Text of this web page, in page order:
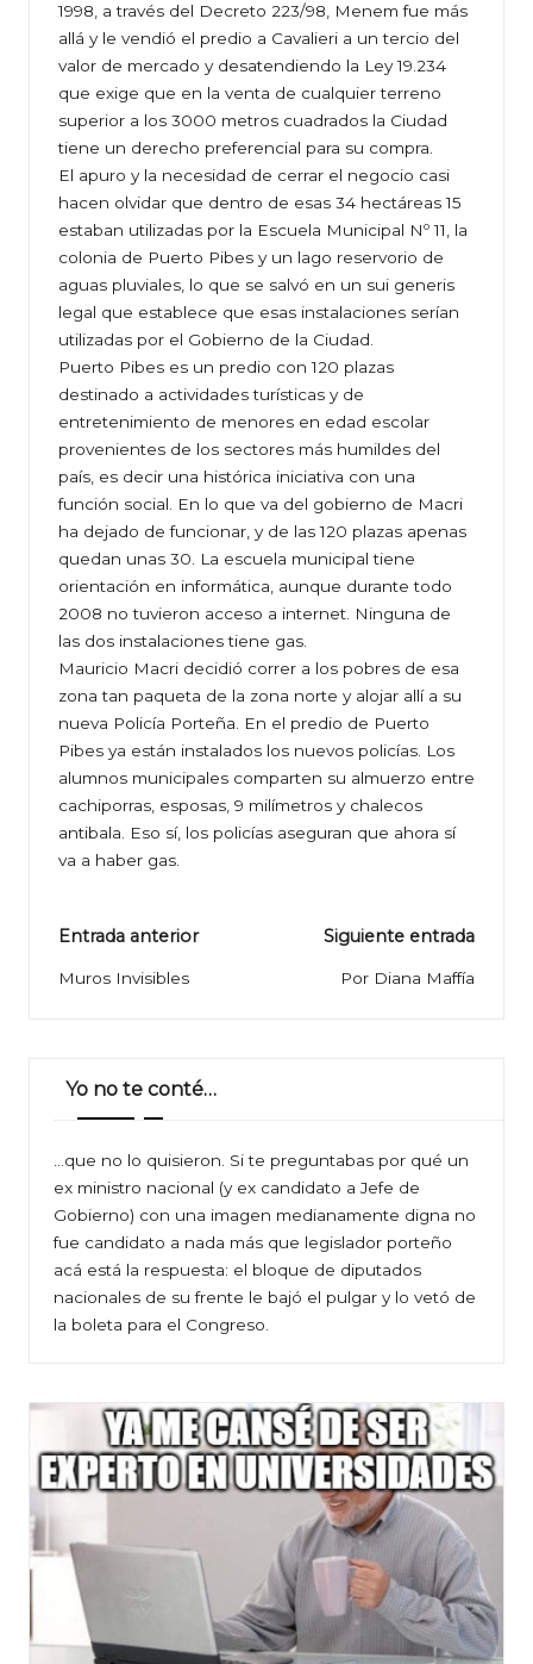
1998, a través del Decreto 223/98, Menem fue más
allá y le vendió el predio a Cavalieri a un tercio del
valor de mercado y desatendiendo la Ley 19.234
que exige que en la venta de cualquier terreno
superior a los 3000 metros cuadrados la Ciudad
tiene un derecho preferencial para su compra.
El apuro y la necesidad de cerrar el negocio casi
hacen olvidar que dentro de esas 34 hectáreas 15
estaban utilizadas por la Escuela Municipal Nº 11, la
colonia de Puerto Pibes y un lago reservorio de
aguas pluviales, lo que se salvó en un sui generis
legal que establece que esas instalaciones serían
utilizadas por el Gobierno de la Ciudad.
Puerto Pibes es un predio con 120 plazas
destinado a actividades turísticas y de
entretenimiento de menores en edad escolar
provenientes de los sectores más humildes del
país, es decir una histórica iniciativa con una
función social. En lo que va del gobierno de Macri
ha dejado de funcionar, y de las 120 plazas apenas
quedan unas 30. La escuela municipal tiene
orientación en informática, aunque durante todo
2008 no tuvieron acceso a internet. Ninguna de
las dos instalaciones tiene gas.
Mauricio Macri decidió correr a los pobres de esa
zona tan paqueta de la zona norte y alojar allí a su
nueva Policía Porteña. En el predio de Puerto
Pibes ya están instalados los nuevos policías. Los
alumnos municipales comparten su almuerzo entre
cachiporras, esposas, 9 milímetros y chalecos
antibala. Eso sí, los policías aseguran que ahora sí
va a haber gas.
Navegación
de
Entrada anterior
Muros Invisibles
Siguiente entrada
Por Diana Maffía
Yo no te conté…
…que no lo quisieron. Si te preguntabas por qué un
ex ministro nacional (y ex candidato a Jefe de
Gobierno) con una imagen medianamente digna no
fue candidato a nada más que legislador porteño
acá está la respuesta: el bloque de diputados
nacionales de su frente le bajó el pulgar y lo vetó de
la boleta para el Congreso.